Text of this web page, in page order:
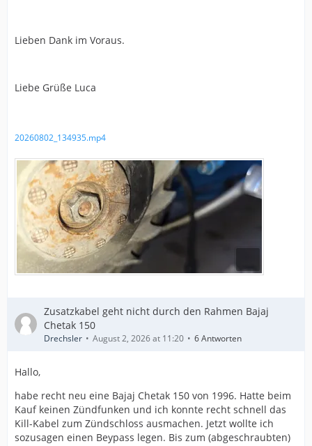
Lieben Dank im Voraus.
Liebe Grüße Luca
20260802_134935.mp4
Zusatzkabel geht nicht durch den Rahmen Bajaj
Chetak 150
Drechsler August 2, 2026 at 11:20 6 Antworten
Hallo,
habe recht neu eine Bajaj Chetak 150 von 1996. Hatte beim
Kauf keinen Zündfunken und ich konnte recht schnell das
Kill-Kabel zum Zündschloss ausmachen. Jetzt wollte ich
sozusagen einen Beypass legen. Bis zum (abgeschraubten)